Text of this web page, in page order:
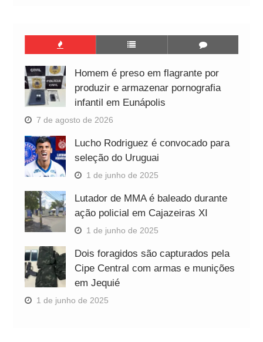
Homem é preso em flagrante por
produzir e armazenar pornografia
infantil em Eunápolis
7 de agosto de 2026
Lucho Rodriguez é convocado para
seleção do Uruguai
1 de junho de 2025
Lutador de MMA é baleado durante
ação policial em Cajazeiras XI
1 de junho de 2025
Dois foragidos são capturados pela
Cipe Central com armas e munições
em Jequié
1 de junho de 2025